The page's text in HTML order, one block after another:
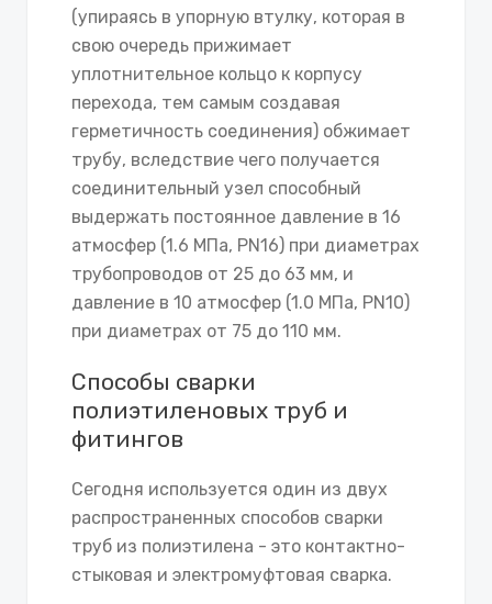
(упираясь в упорную втулку, которая в
свою очередь прижимает
уплотнительное кольцо к корпусу
перехода, тем самым создавая
герметичность соединения) обжимает
трубу, вследствие чего получается
соединительный узел способный
выдержать постоянное давление в 16
атмосфер (1.6 МПа, PN16) при диаметрах
трубопроводов от 25 до 63 мм, и
давление в 10 атмосфер (1.0 МПа, PN10)
при диаметрах от 75 до 110 мм.
Способы сварки
полиэтиленовых труб и
фитингов
Сегодня используется один из двух
распространенных способов сварки
труб из полиэтилена - это контактно-
стыковая и электромуфтовая сварка.